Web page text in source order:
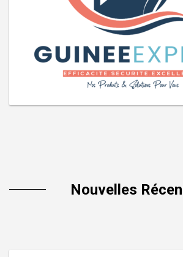
Nouvelles